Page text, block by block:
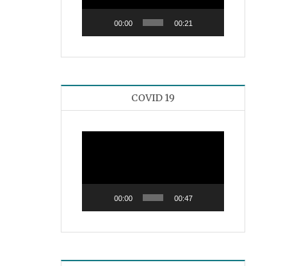
00:00 00:21
COVID 19
00:00 00:47